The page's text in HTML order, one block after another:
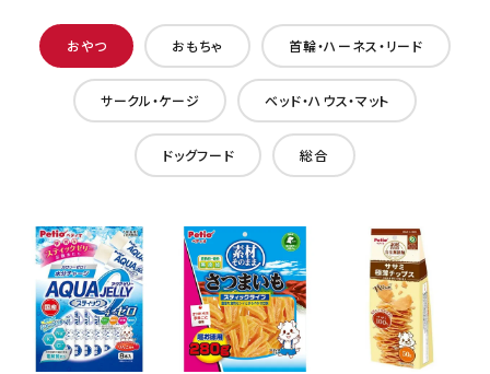
おやつ おもちゃ 首輪・ハーネス・リード
サークル・ケージ ベッド・ハウス・マット
ドッグフード 総合